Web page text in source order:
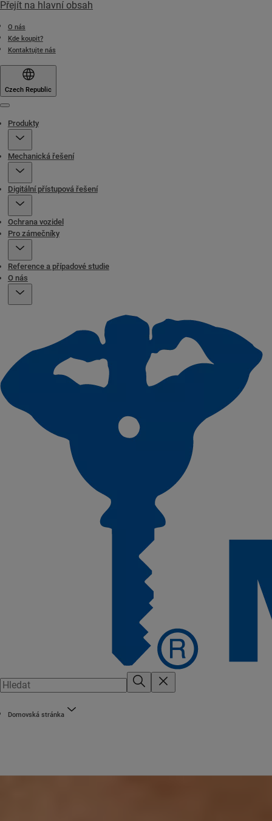
Přejít na hlavní obsah
O nás
Kde koupit?
Kontaktujte nás
Czech Republic
Produkty
Mechanická řešení
Digitální přístupová řešení
Ochrana vozidel
Pro zámečníky
Reference a případové studie
O nás
Domovská stránka